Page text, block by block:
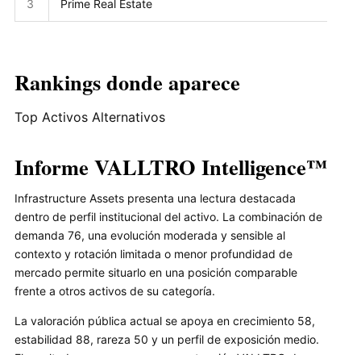
3 Prime Real Estate
Rankings donde aparece
Top Activos Alternativos
Informe VALLTRO Intelligence™
Infrastructure Assets presenta una lectura destacada
dentro de perfil institucional del activo. La combinación de
demanda 76, una evolución moderada y sensible al
contexto y rotación limitada o menor profundidad de
mercado permite situarlo en una posición comparable
frente a otros activos de su categoría.
La valoración pública actual se apoya en crecimiento 58,
estabilidad 88, rareza 50 y un perfil de exposición medio.